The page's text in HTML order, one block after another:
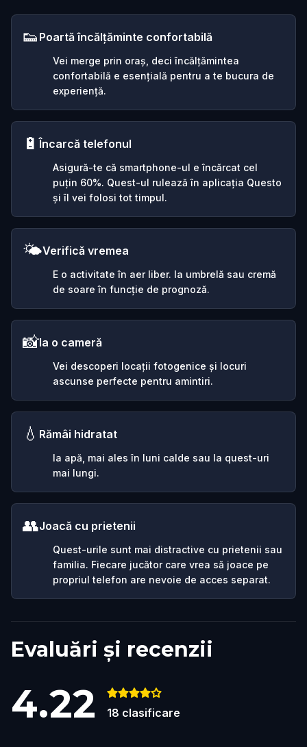
👟 Poartă încălțăminte confortabilă
Vei merge prin oraș, deci încălțămintea
confortabilă e esențială pentru a te bucura de
experiență.
🔋Încarcă telefonul
Asigură-te că smartphone-ul e încărcat cel
puțin 60%. Quest-ul rulează în aplicația Questo
și îl vei folosi tot timpul.
🌤️Verifică vremea
E o activitate în aer liber. Ia umbrelă sau cremă
de soare în funcție de prognoză.
📸Ia o cameră
Vei descoperi locații fotogenice și locuri
ascunse perfecte pentru amintiri.
💧 Rămâi hidratat
Ia apă, mai ales în luni calde sau la quest-uri
mai lungi.
👥Joacă cu prietenii
Quest-urile sunt mai distractive cu prietenii sau
familia. Fiecare jucător care vrea să joace pe
propriul telefon are nevoie de acces separat.
Evaluări și recenzii
4.22 18 clasificare